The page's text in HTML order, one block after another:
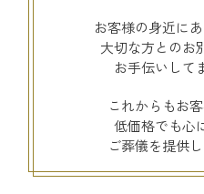
お客様の身近に
大切な方とのお
お手伝いして
これからもお
低価格でも心
ご葬儀を提供